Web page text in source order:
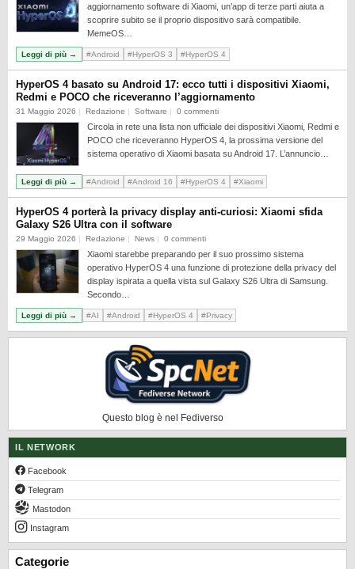
aggiornamento software di Xiaomi, un’app di terze parti aiuta a
scoprire subito se il proprio dispositivo sarà compatibile.
MemeOS…
Leggi di più → #Android #HyperOS 3 #HyperOS 4
HyperOS 4 basato su Android 17: ecco tutti i dispositivi Xiaomi,
Redmi e POCO che riceveranno l’aggiornamento
31 Maggio 2026 Redazione Software 0 commenti
Circola in rete una lista non ufficiale dei dispositivi Xiaomi, Redmi e
POCO che riceveranno HyperOS 4, la prossima versione del
sistema operativo di Xiaomi basata su Android 17. L’annuncio…
Leggi di più → #Android #Android 16 #HyperOS 4 #Xiaomi
HyperOS 4 porterà la privacy display anti-curiosi: Xiaomi sfida
Galaxy S26 Ultra con il software
29 Maggio 2026 Redazione News 0 commenti
Xiaomi starebbe preparando per il suo prossimo sistema
operativo HyperOS 4 una funzione di protezione della privacy del
display ispirata a quella vista sul Galaxy S26 Ultra di Samsung.
Secondo…
Leggi di più → #AI #Android #HyperOS 4 #Privacy
Questo blog è nel Fediverso
IL NETWORK
Facebook
Telegram
Mastodon
Instagram
Categorie